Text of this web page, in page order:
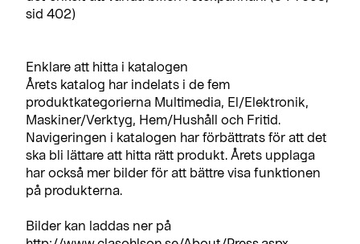
sid 402)
Enklare att hitta i katalogen
Årets katalog har indelats i de fem
produktkategorierna Multimedia, El/Elektronik,
Maskiner/Verktyg, Hem/Hushåll och Fritid.
Navigeringen i katalogen har förbättrats för att det
ska bli lättare att hitta rätt produkt. Årets upplaga
har också mer bilder för att bättre visa funktionen
på produkterna.
Bilder kan laddas ner på